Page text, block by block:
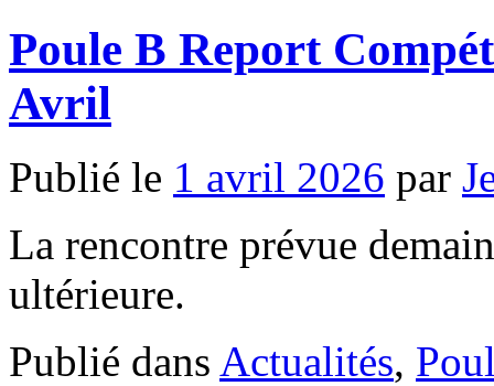
Golf
Ouest
Provence
avril
2026
Poule B Report
Avril
Publié le 1 avril 2026 par
La rencontre prévue
ultérieure.
Publié dans Actualités,